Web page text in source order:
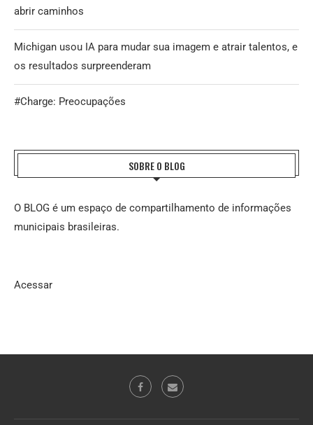
abrir caminhos
Michigan usou IA para mudar sua imagem e atrair talentos, e
os resultados surpreenderam
#Charge: Preocupações
SOBRE O BLOG
O BLOG é um espaço de compartilhamento de informações
municipais brasileiras.
Acessar